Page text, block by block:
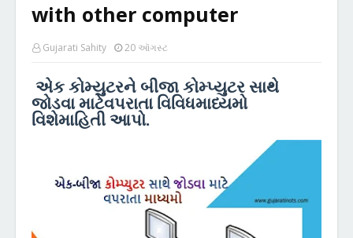
with other computer
Gujarati Sahity 20 ઑગસ્ટ
એક કોમ્યુટરને બીજા કોમ્પ્યુટર સાથે
જોડવા માટેવપરાતા વિવિધમાધ્યમો
વિશેમાહિતી આપો.